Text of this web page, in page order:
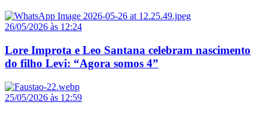
26/05/2026 às 12:24
Lore Improta e Leo Santana celebram nascimento
do filho Levi: “Agora somos 4”
25/05/2026 às 12:59